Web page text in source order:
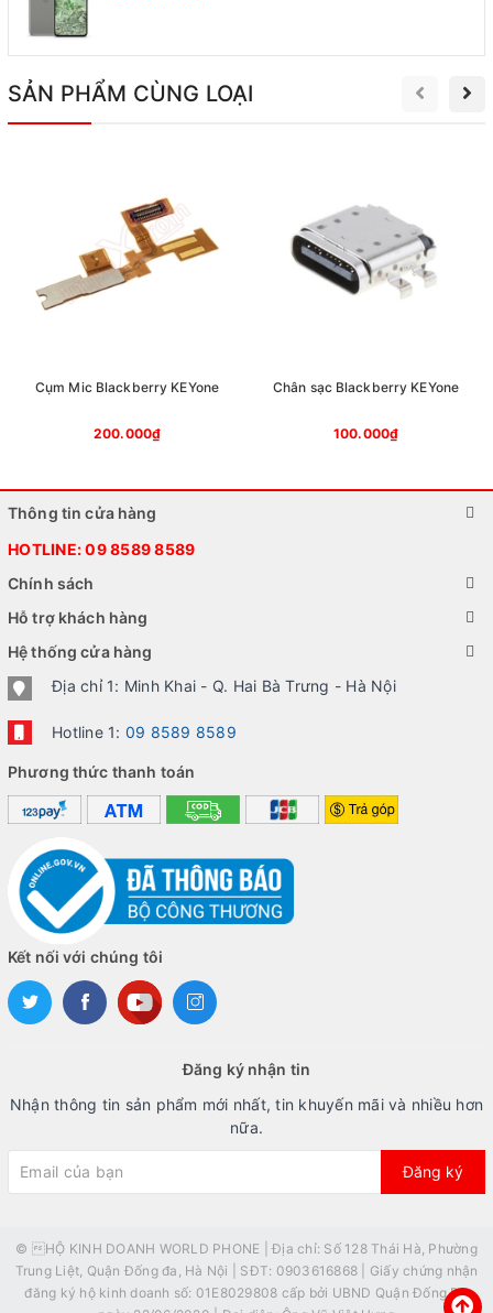
SẢN PHẨM CÙNG LOẠI
Cụm Mic Blackberry KEYone
200.000₫
Chân sạc Blackberry KEYone
100.000₫
Thông tin cửa hàng
HOTLINE:09 8589 8589
Chính sách
Hỗ trợ khách hàng
Hệ thống cửa hàng
Địa chỉ 1: Minh Khai - Q. Hai Bà Trưng - Hà Nội
Hotline 1: 09 8589 8589
Phương thức thanh toán
Kết nối với chúng tôi
Đăng ký nhận tin
Nhận thông tin sản phẩm mới nhất, tin khuyến mãi và nhiều hơn
nữa.
Đăng ký
© HỘ KINH DOANH WORLD PHONE | Địa chỉ: Số 128 Thái Hà, Phường
Trung Liệt, Quận Đống đa, Hà Nội | SĐT: 0903616868 | Giấy chứng nhận
đăng ký hộ kinh doanh số: 01E8029808 cấp bởi UBND Quận Đống Đa